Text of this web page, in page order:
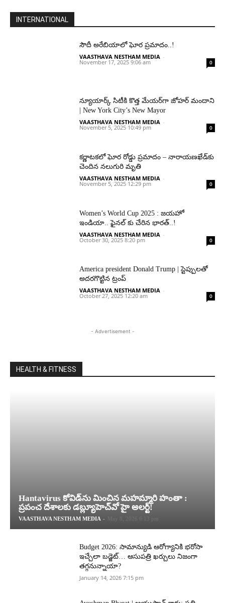
INTERNATIONAL
సౌదీ అరేబియాలో ఘోర ప్రమాదం..!
VAASTHAVA NESTHAM MEDIA -
November 17, 2025 9:06 am 0
న్యూయార్క్ సిటీకి కొత్త మేయర్‌గా జోహర్ మందాని
| New York City’s New Mayor
VAASTHAVA NESTHAM MEDIA -
November 5, 2025 10:49 pm 0
కర్ణాటకలో ఘోర రోడ్డు ప్రమాదం – నారాయణఖేడ్‌కు
చెందిన నలుగురి మృతి
VAASTHAVA NESTHAM MEDIA -
November 5, 2025 12:29 pm 0
Women’s World Cup 2025 : జయహో
ఇండియా.. ఫైనల్ కు చేరిన భారత్..!
VAASTHAVA NESTHAM MEDIA -
October 30, 2025 8:20 pm 0
America president Donald Trump | స్టెప్పులతో
అదరగొట్టిన ట్రంప్‌
VAASTHAVA NESTHAM MEDIA -
October 27, 2025 12:20 am 0
- Advertisement -
HEALTH & FITNESS
Hantavirus కోవిడ్‌ను మించిన మహమ్మారి హంతా :
ప్రపంచ దేశాలకు డబ్ల్యూహెచ్‌వో హై అలర్ట్!
VAASTHAVA NESTHAM MEDIA - May 8, 2026 6:13 pm
Budget 2026: సామాన్యుడి ఆరోగ్యానికి భరోసా
ఇచ్చేలా బడ్జెట్… ఆసుపత్రి ఖర్చులు నిజంగా
తగ్గనున్నాయా?
January 14, 2026 7:15 pm